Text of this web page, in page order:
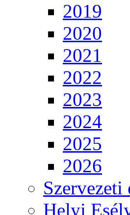
2019
2020
2021
2022
2023
2024
2025
2026
Szervezeti
Helyi